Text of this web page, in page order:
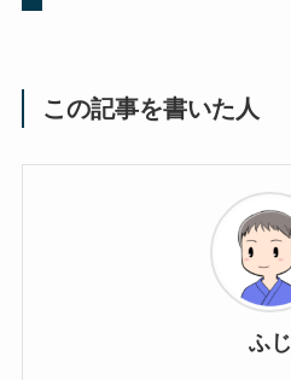
この記事を書いた人
ふじ